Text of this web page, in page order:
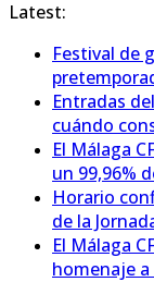
Latest:
Festival de
Entradas
cuándo
El Málaga
un 99,96%
Horario
de la
El Málaga
homenaje